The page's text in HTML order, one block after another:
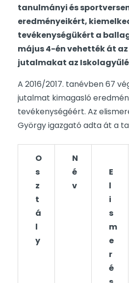
tanulmányi és
eredményeikért,
tevékenységükért a
május 4-én vehették át
jutalmakat az
A 2016/2017. tanévben 67
jutalmat kimagasló
tevékenységéért. Az
György igazgató adta át a
O
s
z
t
á
l
y
N
é
v
E
l
i
s
m
e
r
é